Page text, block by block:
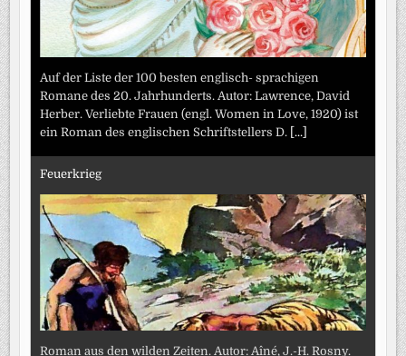
Auf der Liste der 100 besten englisch- sprachigen
Romane des 20. Jahrhunderts. Autor: Lawrence, David
Herber. Verliebte Frauen (engl. Women in Love, 1920) ist
ein Roman des englischen Schriftstellers D. [...]
Feuerkrieg
Roman aus den wilden Zeiten. Autor: Aîné, J.-H. Rosny.